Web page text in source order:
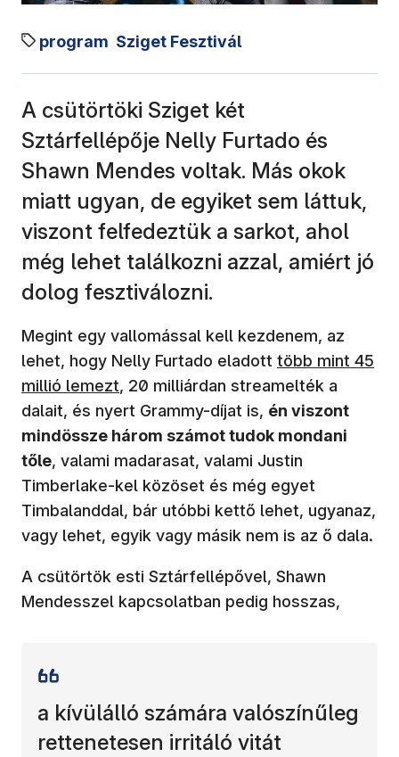
program Sziget Fesztivál
A csütörtöki Sziget két
Sztárfellépője Nelly Furtado és
Shawn Mendes voltak. Más okok
miatt ugyan, de egyiket sem láttuk,
viszont felfedeztük a sarkot, ahol
még lehet találkozni azzal, amiért jó
dolog fesztiválozni.
Megint egy vallomással kell kezdenem, az
lehet, hogy Nelly Furtado eladott (új ablakban
több mint 45
millió lemezt, 20 milliárdan streamelték a
dalait, és nyert Grammy-díjat is, én viszont
mindössze három számot tudok mondani
tőle, valami madarasat, valami Justin
Timberlake-kel közöset és még egyet
Timbalanddal, bár utóbbi kettő lehet, ugyanaz,
vagy lehet, egyik vagy másik nem is az ő dala.
A csütörtök esti Sztárfellépővel, Shawn
Mendesszel kapcsolatban pedig hosszas,
a kívülálló számára valószínűleg
rettenetesen irritáló vitát